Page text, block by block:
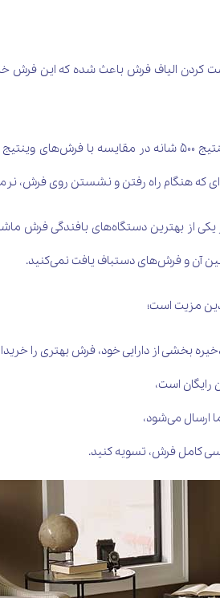
کردن الیاف فرش باعث شده که این فرش
که هنگام راه رفتن و نشستن روی فرش،
یکی از بهترین دستگاه‌های بافندگی فرش
آن و فرش‌های دستباف یافت نمی‌کنید.
مزیت است؛
بخشی از دارایی خود، فرش بهتری را
رایگان است،
ارسال می‌شود،
کامل فرش، تسویه کنید.